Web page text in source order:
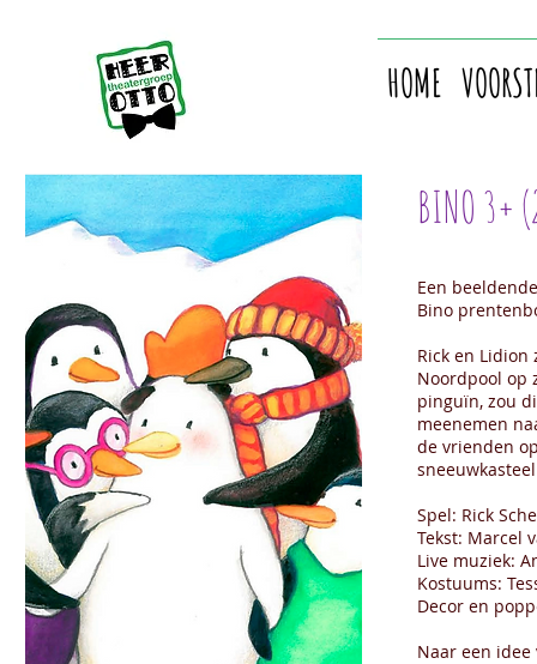
HOME
BINO 3+
Een
Bino
Rick en
Noordpool op
pinguïn, zou
meenemen
de vrienden
Spel: Rick
Tekst: Marcel
Live muziek:
Kostuums:
Decor en
Naar een